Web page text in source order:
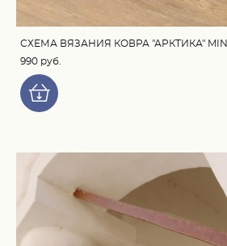
СХЕМА ВЯЗАНИЯ КОВРА "АРКТИКА" MINI
990 pуб.